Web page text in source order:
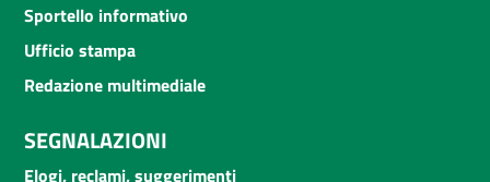
Sportello informativo
Ufficio stampa
Redazione multimediale
SEGNALAZIONI
Elogi, reclami, suggerimenti